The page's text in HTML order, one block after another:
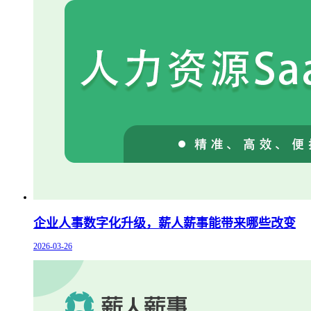
企业人事数字化升级，薪人薪事能带来哪些改变
2026-03-26